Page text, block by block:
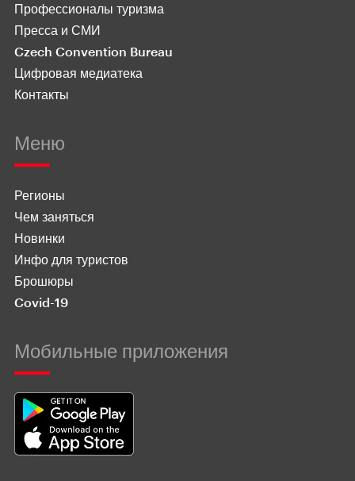
Профессионалы туризма
Пресса и СМИ
Czech Convention Bureau
Цифровая медиатека
Контакты
Меню
Регионы
Чем заняться
Новинки
Инфо для туристов
Брошюры
Covid-19
Мобильные приложения